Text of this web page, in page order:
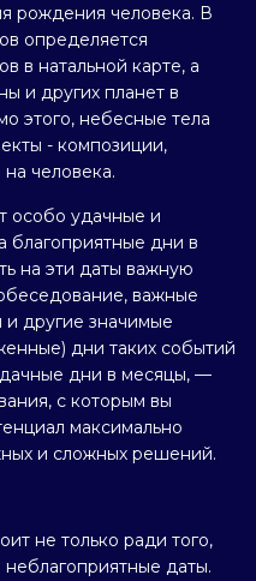
рождения человека. В
определяется
в натальной карте, а
и других планет в
этого, небесные тела
- композиции,
человека.
особо удачные и
благоприятные дни в
на эти даты важную
важные
другие значимые
дни таких событий
дни в месяцы, —
с которым вы
максимально
и сложных решений.
не только ради того,
неблагоприятные даты.